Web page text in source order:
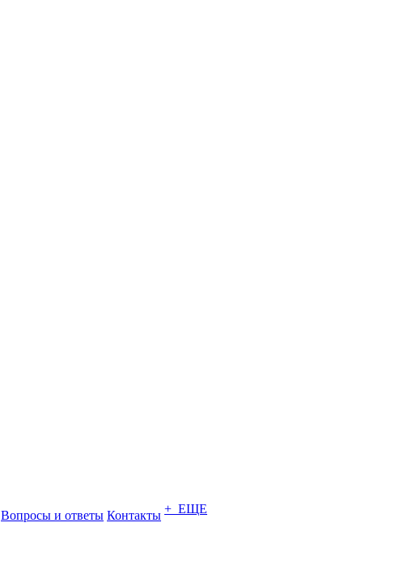
Вопросы и ответы Контакты + ЕЩЕ